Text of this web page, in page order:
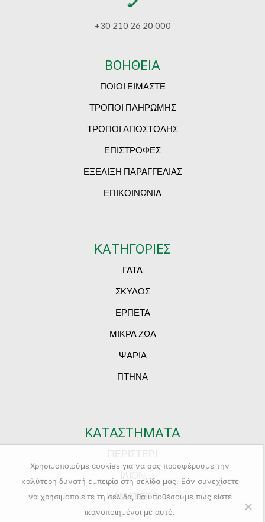
+30 210 26 20 000
ΒΟΗΘΕΙΑ
ΠΟΙΟΙ ΕΙΜΑΣΤΕ
ΤΡΟΠΟΙ ΠΛΗΡΩΜΗΣ
ΤΡΟΠΟΙ ΑΠΟΣΤΟΛΗΣ
ΕΠΙΣΤΡΟΦΕΣ
ΕΞΕΛΙΞΗ ΠΑΡΑΓΓΕΛΙΑΣ
ΕΠΙΚΟΙΝΩΝΙΑ
ΚΑΤΗΓΟΡΙΕΣ
ΓΑΤΑ
ΣΚΥΛΟΣ
ΕΡΠΕΤΑ
ΜΙΚΡΑ ΖΩΑ
ΨΑΡΙΑ
ΠΤΗΝΑ
ΚΑΤΑΣΤΗΜΑΤΑ
ΚΑΜΑΤΕΡΟ
Χρησιμοποιούμε cookies για να σας προσφέρουμε την
καλύτερη δυνατή εμπειρία στη σελίδα μας. Εάν συνεχίσετε
να χρησιμοποιείτε τη σελίδα, θα υποθέσουμε πως είστε
ικανοποιημένοι με αυτό.